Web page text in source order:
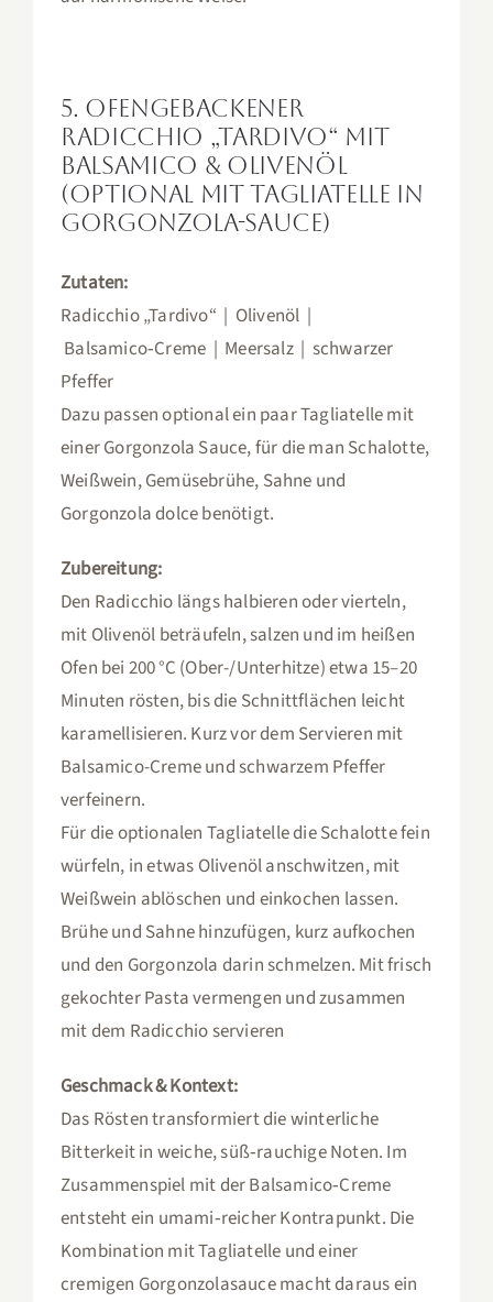
5. Ofengebackener
Radicchio „Tardivo“ mit
Balsamico & Olivenöl
(optional mit Tagliatelle in
Gorgonzola-Sauce)
Zutaten:
Radicchio „Tardivo“ | Olivenöl |
Balsamico‑Creme | Meersalz | schwarzer
Pfeffer
Dazu passen optional ein paar Tagliatelle mit
einer Gorgonzola Sauce, für die man Schalotte,
Weißwein, Gemüsebrühe, Sahne und
Gorgonzola dolce benötigt.
Zubereitung:
Den Radicchio längs halbieren oder vierteln,
mit Olivenöl beträufeln, salzen und im heißen
Ofen bei 200 °C (Ober-/Unterhitze) etwa 15–20
Minuten rösten, bis die Schnittflächen leicht
karamellisieren. Kurz vor dem Servieren mit
Balsamico-Creme und schwarzem Pfeffer
verfeinern.
Für die optionalen Tagliatelle die Schalotte fein
würfeln, in etwas Olivenöl anschwitzen, mit
Weißwein ablöschen und einkochen lassen.
Brühe und Sahne hinzufügen, kurz aufkochen
und den Gorgonzola darin schmelzen. Mit frisch
gekochter Pasta vermengen und zusammen
mit dem Radicchio servieren
Geschmack & Kontext:
Das Rösten transformiert die winterliche
Bitterkeit in weiche, süß‑rauchige Noten. Im
Zusammenspiel mit der Balsamico‑Creme
entsteht ein umami‑reicher Kontrapunkt. Die
Kombination mit Tagliatelle und einer
cremigen Gorgonzolasauce macht daraus ein